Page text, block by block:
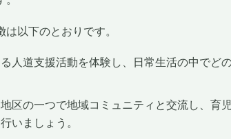
以下のとおりです。
人道支援活動を体験し、日常生活の中でど
区の一つで地域コミュニティと交流し、育
いましょう。